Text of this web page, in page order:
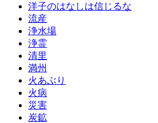
洋子のはなしは信じるな
流産
浄水場
浄霊
清里
満州
火あぶり
火病
災害
炭鉱